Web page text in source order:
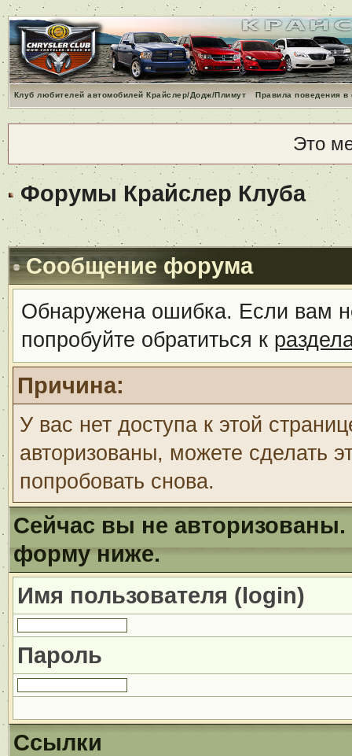
Клуб любителей автомобилей Крайслер/Додж/Плимут Правила поведения
Это
Форумы Крайслер Клуба
Сообщение форума
Обнаружена ошибка. Если вам
попробуйте обратиться к
Причина:
У вас нет доступа к этой
авторизованы, можете сделать
попробовать снова.
Сейчас вы не авторизованы.
форму ниже.
Имя пользователя (login)
Пароль
Ссылки